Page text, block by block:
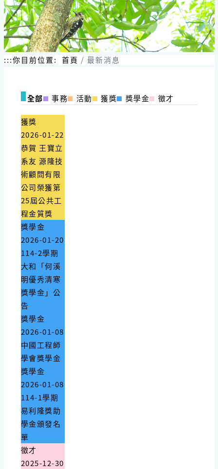
跳
到
主
要
內
容
區:::你目前位置: 首頁 最新消息
全部 事務 活動 獲獎 獎學金 徵才
獲獎
2026-01-22
恭賀 王寶立
系友 源隆技
術顧問有限
公司榮獲第
25屆公共工
程金質獎
獎學金
2026-01-20
114-2學期
大和「何溪
明優秀清寒
獎學金」公
告
獎學金
2026-01-08
中國工程師
學會獎學金
獎學金
2026-01-08
114-1學期
易利隆獎助
學金頒發名
單
徵才
2025-12-30